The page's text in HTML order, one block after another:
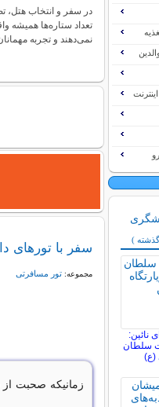
در سفر و انتخاب هتل،
تعداد ستاره‌ها همیشه
نمی‌دهند و تجربه
سفر با تورهای
مجموعه:تور مسافرتی
زمانیکه صحبت از
)
نائین:
سلطان
(ع)